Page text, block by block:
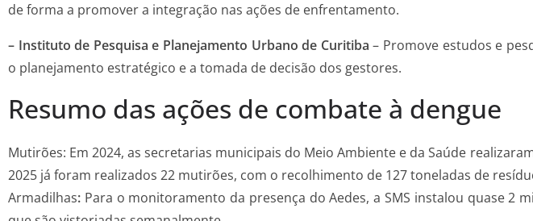
de forma a promover a integração nas ações de enfrentamento.
– Instituto de Pesquisa e Planejamento Urbano de Curitiba – Promove estudos e
o planejamento estratégico e a tomada de decisão dos gestores.
Resumo das ações de combate à dengue
Mutirões: Em 2024, as secretarias municipais do Meio Ambiente e da Saúde
2025 já foram realizados 22 mutirões, com o recolhimento de 127 toneladas de
Armadilhas: Para o monitoramento da presença do Aedes, a SMS instalou quase 2